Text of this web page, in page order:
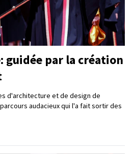
guidée par la création
d'architecture et de design de
audacieux qui l'a fait sortir des